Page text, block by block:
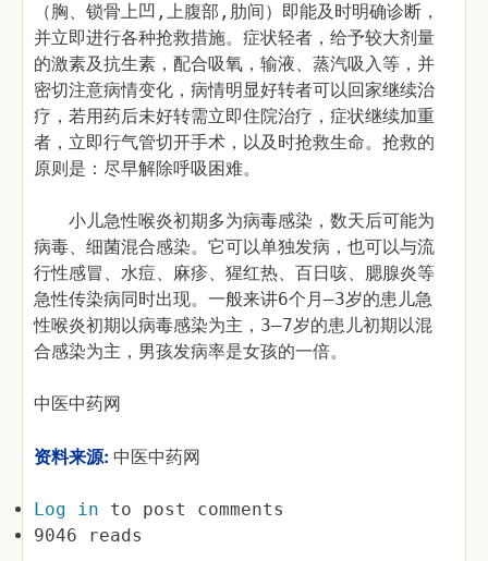
（胸、锁骨上凹,上腹部,肋间）即能及时明确诊断，
并立即进行各种抢救措施。症状轻者，给予较大剂量
的激素及抗生素，配合吸氧，输液、蒸汽吸入等，并
密切注意病情变化，病情明显好转者可以回家继续治
疗，若用药后未好转需立即住院治疗，症状继续加重
者，立即行气管切开手术，以及时抢救生命。抢救的
原则是：尽早解除呼吸困难。
小儿急性喉炎初期多为病毒感染，数天后可能为
病毒、细菌混合感染。它可以单独发病，也可以与流
行性感冒、水痘、麻疹、猩红热、百日咳、腮腺炎等
急性传染病同时出现。一般来讲6个月—3岁的患儿急
性喉炎初期以病毒感染为主，3—7岁的患儿初期以混
合感染为主，男孩发病率是女孩的一倍。
中医中药网
资料来源: 中医中药网
Log in to post comments
9046 reads